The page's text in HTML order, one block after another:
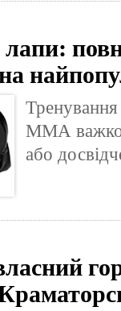
лапи:
Тренування
ММА важко
або